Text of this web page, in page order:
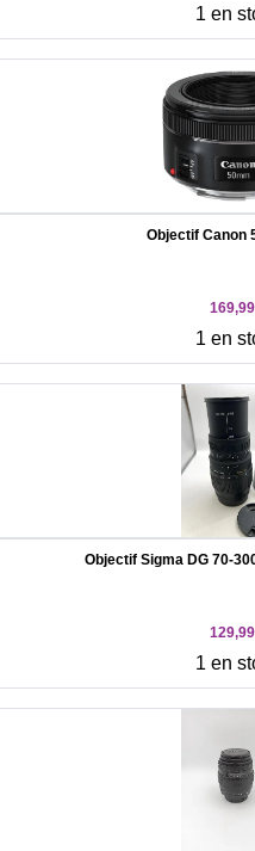
1 en
Objectif Canon
1 en
Objectif Sigma DG 70-
1 en